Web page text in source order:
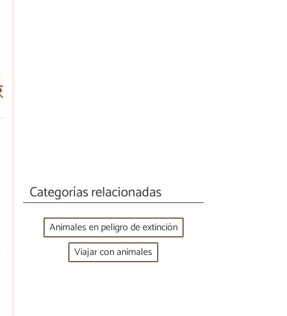
Categorías relacionadas
Animales en peligro de extinción
Viajar con animales